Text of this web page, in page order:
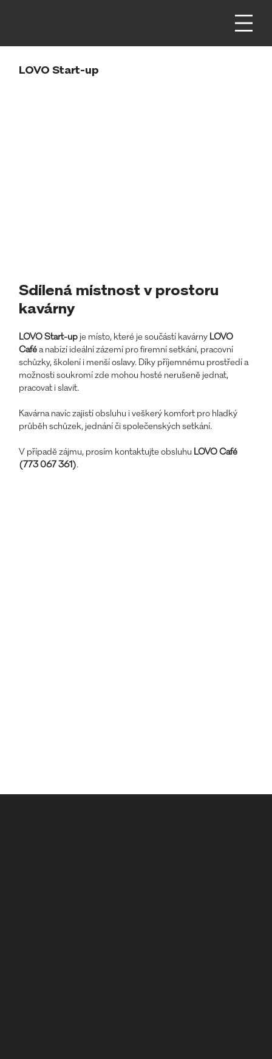
Sdílená místnost v prostoru
kavárny
LOVO Start-up je místo, které je součástí kavárny LOVO
Café a nabízí ideální zázemí pro firemní setkání, pracovní
schůzky, školení i menší oslavy. Díky příjemnému prostředí a
možnosti soukromí zde mohou hosté nerušeně jednat,
pracovat i slavit.
Kavárna navíc zajistí obsluhu i veškerý komfort pro hladký
průběh schůzek, jednání či společenských setkání.
V případě zájmu, prosím kontaktujte obsluhu LOVO Café
(773 067 361).
LOVO Start-up